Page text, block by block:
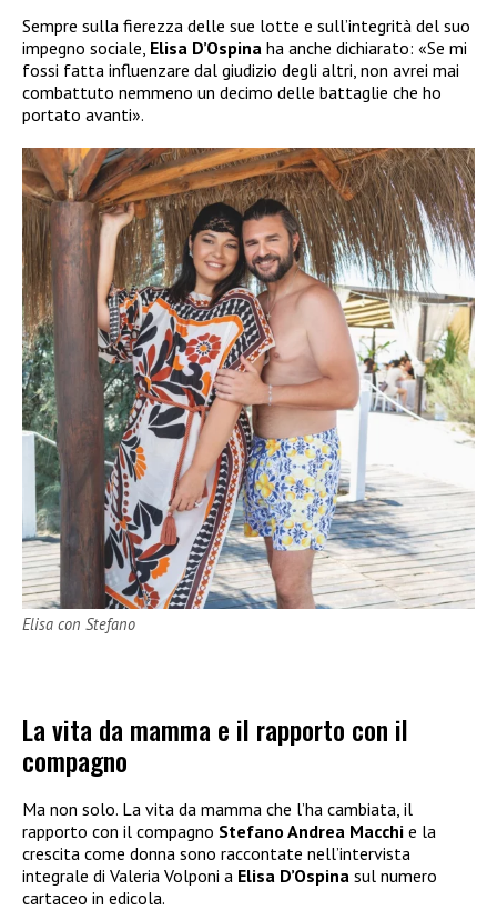
Sempre sulla fierezza delle sue lotte e sull’integrità del suo
impegno sociale, Elisa D’Ospina ha anche dichiarato: «Se mi
fossi fatta influenzare dal giudizio degli altri, non avrei mai
combattuto nemmeno un decimo delle battaglie che ho
portato avanti».
Elisa con Stefano
La vita da mamma e il rapporto con il
compagno
Ma non solo. La vita da mamma che l’ha cambiata, il
rapporto con il compagno Stefano Andrea Macchi e la
crescita come donna sono raccontate nell’intervista
integrale di Valeria Volponi a Elisa D’Ospina sul numero
cartaceo in edicola.